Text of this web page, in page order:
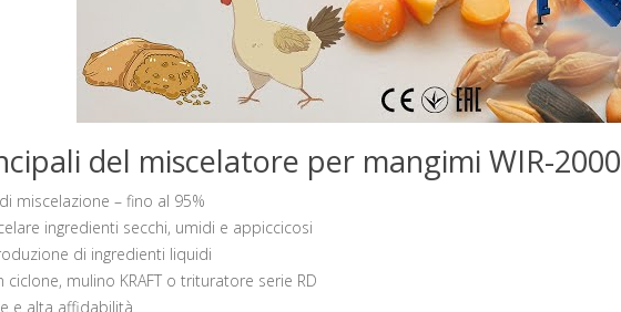
del miscelatore per mangimi WIR-2000
miscelazione – fino al 95%
ingredienti secchi, umidi e appiccicosi
di ingredienti liquidi
mulino KRAFT o trituratore serie RD
e alta affidabilità